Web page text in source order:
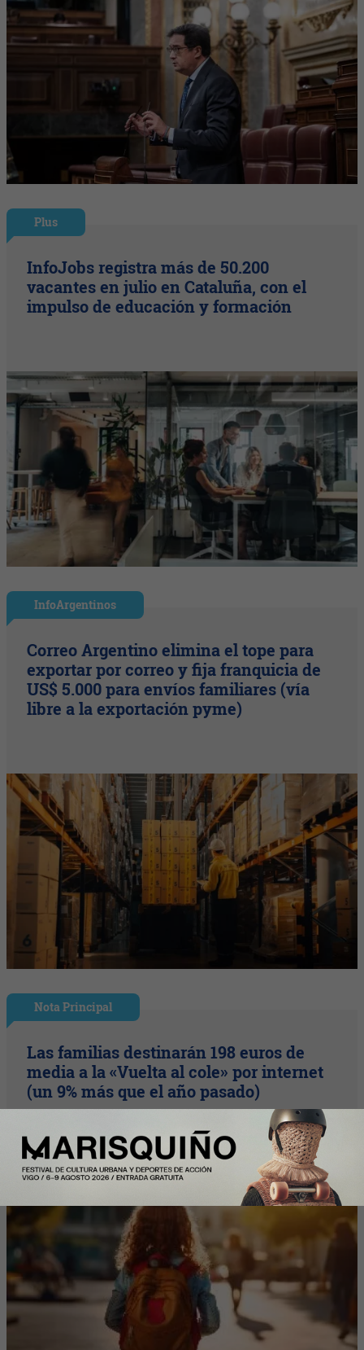
Plus
InfoJobs registra más de 50.200
vacantes en julio en Cataluña, con el
impulso de educación y formación
InfoArgentinos
Correo Argentino elimina el tope para
exportar por correo y fija franquicia de
US$ 5.000 para envíos familiares (vía
libre a la exportación pyme)
Nota Principal
Las familias destinarán 198 euros de
media a la «Vuelta al cole» por internet
(un 9% más que el año pasado)